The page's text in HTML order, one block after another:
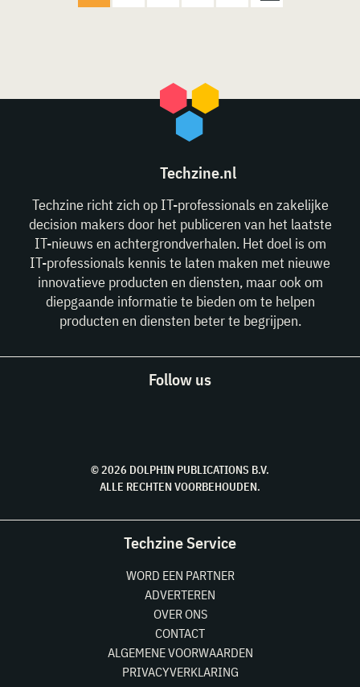
Techzine.nl
Techzine richt zich op IT-professionals en zakelijke
decision makers door het publiceren van het laatste
IT-nieuws en achtergrondverhalen. Het doel is om
IT-professionals kennis te laten maken met nieuwe
innovatieve producten en diensten, maar ook om
diepgaande informatie te bieden om te helpen
producten en diensten beter te begrijpen.
Follow us
© 2026 DOLPHIN PUBLICATIONS B.V.
ALLE RECHTEN VOORBEHOUDEN.
Techzine Service
WORD EEN PARTNER
ADVERTEREN
OVER ONS
CONTACT
ALGEMENE VOORWAARDEN
PRIVACYVERKLARING